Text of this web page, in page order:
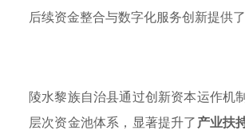
后续资金整合与数字化服务创新提供了
陵水黎族自治县通过创新资本运作机
层次资金池体系，显著提升了产业扶